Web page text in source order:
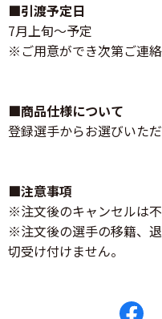
■引渡予定日
7月上旬～予定
※ご用意ができ次第ご連絡
■商品仕様について
登録選手からお選びいただ
■注意事項
※注文後のキャンセルは不
※注文後の選手の移籍、
切受け付けません。